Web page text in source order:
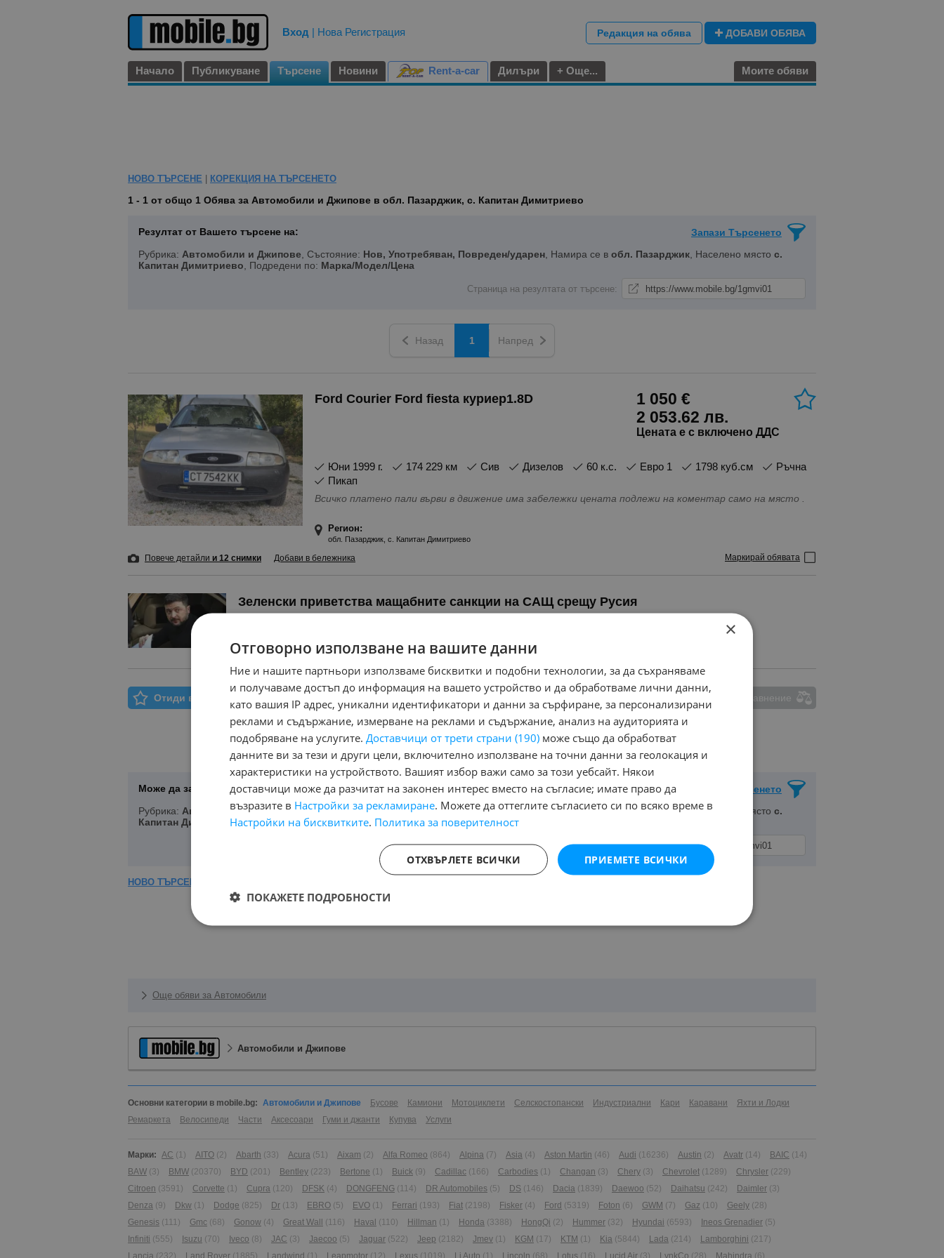
Вход | Нова Регистрация Редакция на обява ДОБАВИ ОБЯВА
Начало Публикуване Търсене Новини Rent-a-car Дилъри + Още... Моите обяви
НОВО ТЪРСЕНЕ КОРЕКЦИЯ НА ТЪРСЕНЕТО
1 - 1 от общо 1 Обява за Автомобили и Джипове в обл. Пазарджик, с. Капитан Димитриево
Резултат от Вашето търсене на:
Запази Търсенето
Рубрика: Автомобили и Джипове, Състояние: Нов, Употребяван, Повреден/ударен, Намира се в обл. Пазарджик, Населено място с.
Капитан Димитриево, Подредени по: Марка/Модел/Цена
Страница на резултата от търсене:
Назад 1 Напред
Ford Courier Ford fiesta куриер1.8D
1 050 €
2 053.62 лв.
Цената е с включено ДДС
юни 1999 г. 174 229 км Сив Дизелов 60 к.с. Евро 1 1798 куб.см
Ръчна
Пикап
Всичко платено пали върви в движение има забележки цената подлежи на коментар само на място .
Регион:
обл. Пазарджик, с. Капитан Димитриево
Повече детайли и 12 снимки Добави в бележника Маркирай обявата
Зеленски приветства мащабните санкции на САЩ срещу Русия
Отиди в Моят Бележник Няма маркирани обяви за печатане Няма маркирани обяви за сравнение
Назад 1 Напред
Може да запазите Вашето търсене на:
Запази Търсенето
Рубрика: Автомобили и Джипове, Състояние: Нов, Употребяван, Повреден/ударен, Намира се в обл. Пазарджик, Населено място с.
Капитан Димитриево, Подредени по:Марка/Модел/Цена
Страница на резултата от търсене:
НОВО ТЪРСЕНЕ
Още обяви за Автомобили
Автомобили и Джипове
Основни категории в mobile.bg: Автомобили и Джипове Бусове Камиони Мотоциклети Селскостопански Индустриални Кари Каравани
Яхти и Лодки
Ремаркета
Велосипеди Части Аксесоари Гуми и джанти Купува Услуги
Марки: AC (1) AITO (2) Abarth (33) Acura (51) Aixam (2) Alfa Romeo (864) Alpina (7) Asia (4) Aston Martin (46) Audi (16236) Austin (2) Avatr (14) BAIC (14)
BAW (3) BMW (20370) BYD (201) Bentley (223) Bertone (1) Buick (9) Cadillac (166) Carbodies (1) Changan (3) Chery (3) Chevrolet (1289) Chrysler (229)
Citroen (3591) Corvette (1) Cupra (120) DFSK (4) DONGFENG (114) DR Automobiles (5) DS (146) Dacia (1839) Daewoo (52) Daihatsu (242) Daimler (3)
Denza (9) Dkw (1) Dodge (825) Dr (13) EBRO (5) EVO (1) Ferrari (193) Fiat (2198) Fisker (4) Ford (5319) Foton (6) GWM (7) Gaz (10) Geely (28)
Genesis (111) Gmc (68) Gonow (4) Great Wall (116) Haval (110) Hillman (1) Honda (3388) HongQi (2) Hummer (32) Hyundai (6593) Ineos Grenadier (5)
Infiniti (555) Isuzu (70) Iveco (8) JAC (3) Jaecoo (5) Jaguar (522) Jeep (2182) Jmev (1) KGM (17) KTM (1) Kia (5844) Lada (214) Lamborghini (217)
×
Отговорно използване на вашите данни
Ние и нашите партньори използваме бисквитки и подобни технологии, за да съхраняваме
и получаваме достъп до информация на вашето устройство и да обработваме лични данни,
като вашия IP адрес, уникални идентификатори и данни за сърфиране, за персонализирани
реклами и съдържание, измерване на реклами и съдържание, анализ на аудиторията и
подобряване на услугите. Доставчици от трети страни (190) може също да обработват
данните ви за тези и други цели, включително използване на точни данни за геолокация и
характеристики на устройството. Вашият избор важи само за този уебсайт. Някои
доставчици може да разчитат на законен интерес вместо на съгласие; имате право да
възразите в Настройки за рекламиране. Можете да оттеглите съгласието си по всяко време в
Настройки на бисквитките. Политика за поверителност
ПРИЕМЕТЕ ВСИЧКИ
ОТХВЪРЛЕТЕ ВСИЧКИ
ПОКАЖЕТЕ ПОДРОБНОСТИ